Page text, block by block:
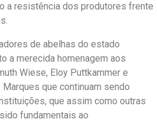
a resistência dos produtores frente
de abelhas do estado
a merecida homenagem aos
Wiese, Eloy Puttkammer e
que continuam sendo
que assim como outras
fundamentais ao